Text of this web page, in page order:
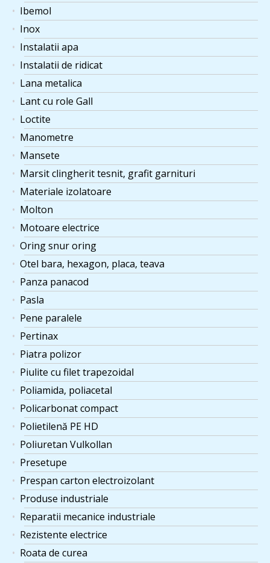
Ibemol
Inox
Instalatii apa
Instalatii de ridicat
Lana metalica
Lant cu role Gall
Loctite
Manometre
Mansete
Marsit clingherit tesnit, grafit garnituri
Materiale izolatoare
Molton
Motoare electrice
Oring snur oring
Otel bara, hexagon, placa, teava
Panza panacod
Pasla
Pene paralele
Pertinax
Piatra polizor
Piulite cu filet trapezoidal
Poliamida, poliacetal
Policarbonat compact
Polietilenă PE HD
Poliuretan Vulkollan
Presetupe
Prespan carton electroizolant
Produse industriale
Reparatii mecanice industriale
Rezistente electrice
Roata de curea